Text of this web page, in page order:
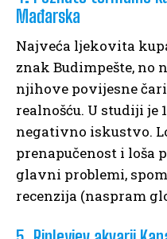
Mađarska
Najveća ljekovita
znak Budimpešte, no
njihove povijesne čari
realnošću. U studiji je
negativno iskustvo.
prenapučenost i loša
glavni problemi,
recenzija (naspram